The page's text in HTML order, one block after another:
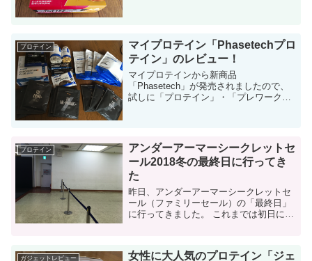
プロテイン
マイプロテイン「Phasetechプロ
テイン」のレビュー！
マイプロテインから新商品
「Phasetech」が発売されましたので、
試しに「プロテイン」・「プレワークア
で、感想を紹介します。...
プロテイン
アンダーアーマーシークレットセ
ール2018冬の最終日に行ってき
た
昨日、アンダーアーマーシークレットセ
ール（ファミリーセール）の「最終日」
に行ってきました。 これまでは初日に行
ました。 初日には行けなかったので、思
い切...
ガジェットレビュー
女性に大人気のプロテイン「ジェ